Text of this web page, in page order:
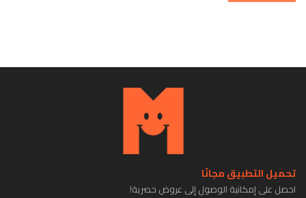
تحميل التطبيق مجانًا
احصل على إمكانية الوصول إلى عروض حصرية!